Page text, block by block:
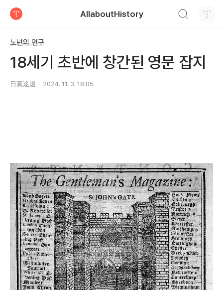
AllaboutHistory
노년의 연구
18세기 초반에 창간된 영문 잡지
日莫途遠 2024. 11. 3. 18:05